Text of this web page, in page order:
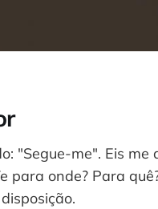
"Segue-me". Eis me
para onde? Para